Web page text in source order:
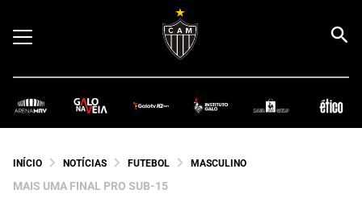
INÍCIO NOTÍCIAS FUTEBOL MASCULINO
MAIS UMA FINAL PRO SUB-15